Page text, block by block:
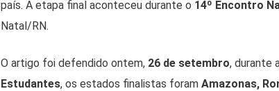
país. A etapa final aconteceu durante o 14º Encontro
Natal/RN.
O artigo foi defendido ontem, 26 de setembro, durante
Estudantes, os estados finalistas foram Amazonas,